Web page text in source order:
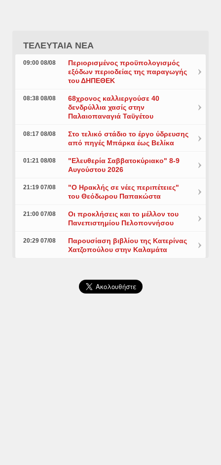
ΤΕΛΕΥΤΑΙΑ ΝΕΑ
09:00 08/08
Περιορισμένος προϋπολογισμός
εξόδων περιοδείας της παραγωγής
του ΔΗΠΕΘΕΚ
08:38 08/08
68χρονος καλλιεργούσε 40
δενδρύλλια χασίς στην
Παλαιοπαναγιά Ταϋγέτου
08:17 08/08
Στο τελικό στάδιο το έργο ύδρευσης
από πηγές Μπάρκα έως Βελίκα
01:21 08/08
"Ελευθερία Σαββατοκύριακο" 8-9
Αυγούστου 2026
21:19 07/08
"Ο Ηρακλής σε νέες περιπέτειες"
του Θεόδωρου Παπακώστα
21:00 07/08
Οι προκλήσεις και το μέλλον του
Πανεπιστημίου Πελοποννήσου
20:29 07/08
Παρουσίαση βιβλίου της Κατερίνας
Χατζοπούλου στην Καλαμάτα